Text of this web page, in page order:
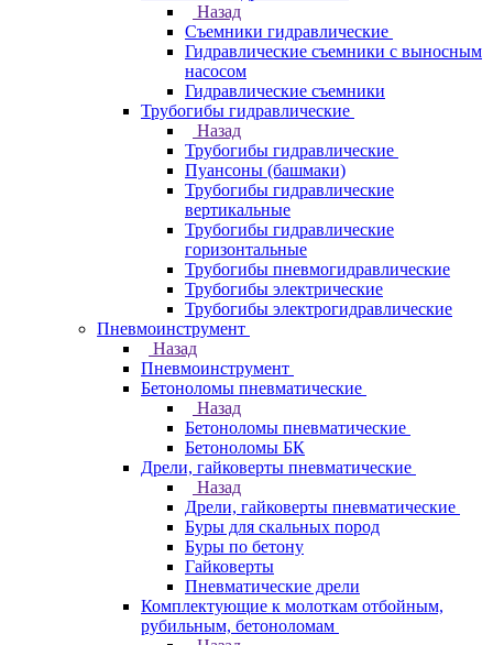
Назад
Съемники гидравлические
Гидравлические cъемники с выносным
насосом
Гидравлические съемники
Трубогибы гидравлические
Назад
Трубогибы гидравлические
Пуансоны (башмаки)
Трубогибы гидравлические
вертикальные
Трубогибы гидравлические
горизонтальные
Трубогибы пневмогидравлические
Трубогибы электрические
Трубогибы электрогидравлические
Пневмоинструмент
Назад
Пневмоинструмент
Бетоноломы пневматические
Назад
Бетоноломы пневматические
Бетоноломы БК
Дрели, гайковерты пневматические
Назад
Дрели, гайковерты пневматические
Буры для скальных пород
Буры по бетону
Гайковерты
Пневматические дрели
Комплектующие к молоткам отбойным,
рубильным, бетоноломам